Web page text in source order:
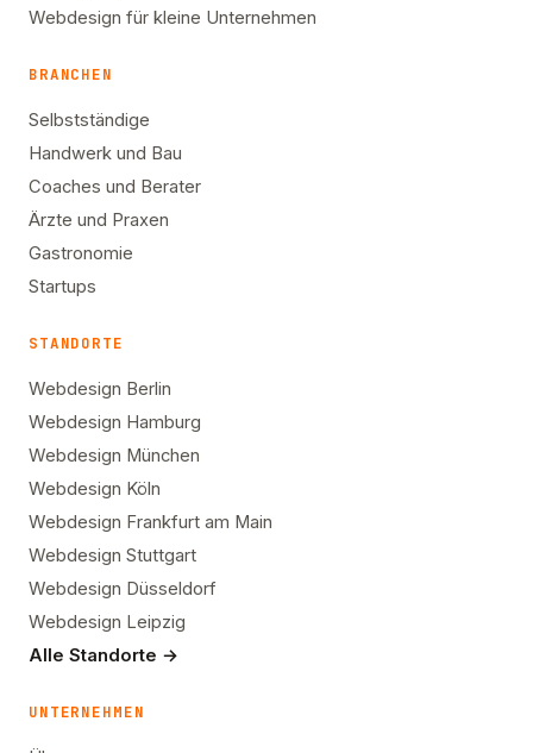
Webdesign für kleine Unternehmen
BRANCHEN
Selbstständige
Handwerk und Bau
Coaches und Berater
Ärzte und Praxen
Gastronomie
Startups
STANDORTE
Webdesign Berlin
Webdesign Hamburg
Webdesign München
Webdesign Köln
Webdesign Frankfurt am Main
Webdesign Stuttgart
Webdesign Düsseldorf
Webdesign Leipzig
Alle Standorte →
UNTERNEHMEN